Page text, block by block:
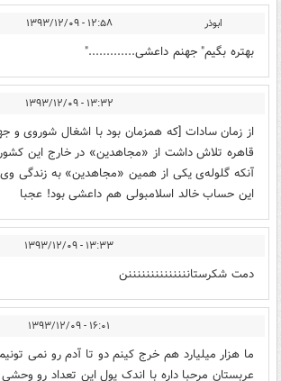
ابوذر ۱۲:۵۸ - ۱۳۹۳/۱۲/۰۹
بهتره بگیم" جهنم داعشی............."
۱۳:۳۲ - ۱۳۹۳/۱۲/۰۹
از زمان سادات [که همزمان بود با اشغال شوروی و
قاهره تلاش داشت از «مجاهدین» در خارج این
آنکه گلوله‌ی یکی از همین «مجاهدین» به زندگی وی
این حساب خالد اسلامبولی هم داعشی بود! عجبا
۱۳:۳۳ - ۱۳۹۳/۱۲/۰۹
دمت شکرستاننننننننننننننن
۱۶:۰۱ - ۱۳۹۳/۱۲/۰۹
ما هزار میلیارد هم خرج کینم دو تا آدم رو نمی
عربستان مرحبا داره با اندک پول این تعداد رو